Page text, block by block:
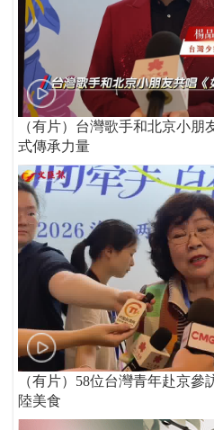
（有片）台灣歌手和北京小
式傳承力量
（有片）58位台灣青年赴京
陸美食